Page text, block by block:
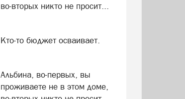
во-вторых никто не просит...
Кто-то бюджет осваивает.
Альбина, во-первых, вы
проживаете не в этом доме,